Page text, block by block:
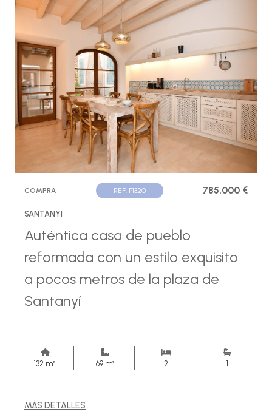
COMPRA REF. P1320 785.000 €
SANTANYI
Auténtica casa de pueblo
reformada con un estilo exquisito
a pocos metros de la plaza de
Santanyí
132 m² 69 m² 2 1
MÁS DETALLES